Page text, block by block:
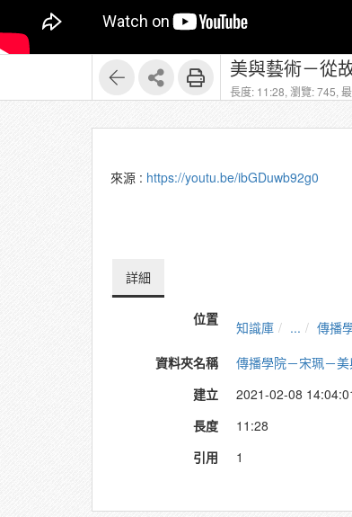
美與藝術－從
長度: 11:28, 瀏覽: 745,
來源 : https://youtu.be/ibGDuwb92g0
詳細
位置 知識庫 ...
傳播
資料夾名稱
傳播學院－宋珮－
建立
2021-02-08
長度
11:28
引用
1